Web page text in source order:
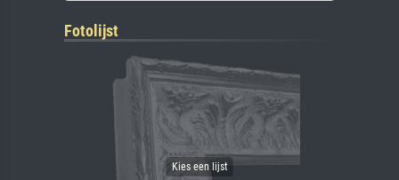
Fotolijst